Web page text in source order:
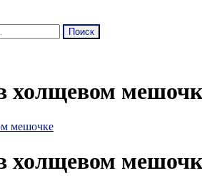
холщевом
холщевом